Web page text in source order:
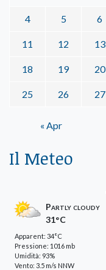
4 5 6
11 12 13
18 19 20
25 26 27
« Apr
Il Meteo
Partly cloudy
31°C
Apparent: 34°C
Pressione: 1016 mb
Umidità: 93%
Vento: 3.5 m/s NNW